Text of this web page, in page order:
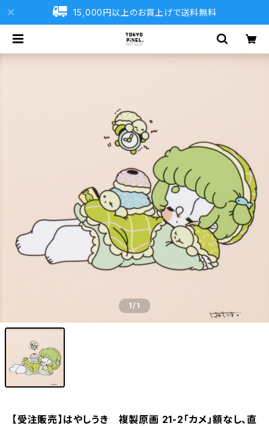
15,000円以上のお買上げで送料無料
1/1
【受注販売】はやしうき 複製原画 21-2「カメ」額なし、直